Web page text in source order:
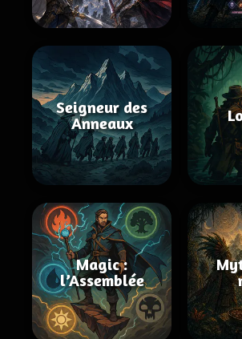
Seigneur des
Anneaux
Magic :
l’Assemblée